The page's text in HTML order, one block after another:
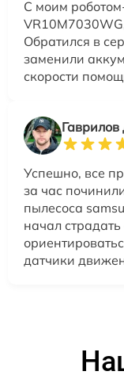
С моим
Обратился в
заменили
скорости
Успешно, все
за час
пылесоса
начал
датчики